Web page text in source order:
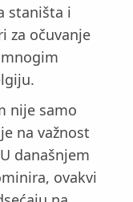
staništa i
za očuvanje
nije samo
na važnost
današnjem
ovakvi